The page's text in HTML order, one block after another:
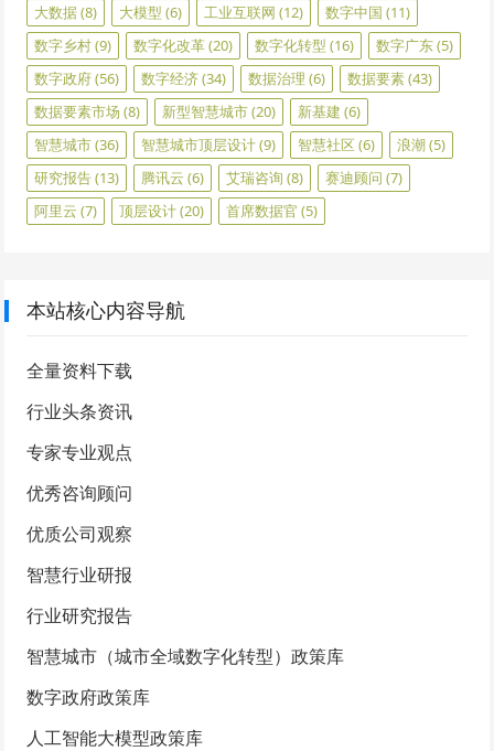
大数据(8) 大模型 (6) 工业互联网 (12) 数字中国 (11)
数字乡村(9) 数字化改革(20) 数字化转型 (16) 数字广东(5)
数字政府(56) 数字经济(34) 数据治理 (6) 数据要素(43)
数据要素市场 (8) 新型智慧城市(20) 新基建 (6)
智慧城市(36) 智慧城市顶层设计(9) 智慧社区 (6) 浪潮(5)
研究报告(13) 腾讯云 (6) 艾瑞咨询 (8) 赛迪顾问 (7)
阿里云 (7) 顶层设计(20) 首席数据官 (5)
本站核心内容导航
全量资料下载
行业头条资讯
专家专业观点
优秀咨询顾问
优质公司观察
智慧行业研报
行业研究报告
智慧城市（城市全域数字化转型）政策库
数字政府政策库
人工智能大模型政策库